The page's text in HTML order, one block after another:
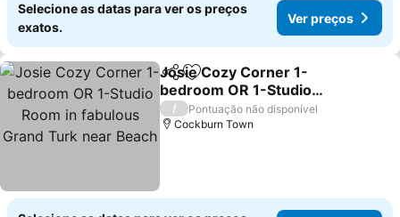
Selecione as datas para ver os preços
exatos.
Ver preços
PartilharAdicionar aos favoritos
Josie Cozy Corner 1-
bedroom OR 1-Studio
Room in fabulous Grand
Turk near Beach
/
Pontuação não disponível
Cockburn Town